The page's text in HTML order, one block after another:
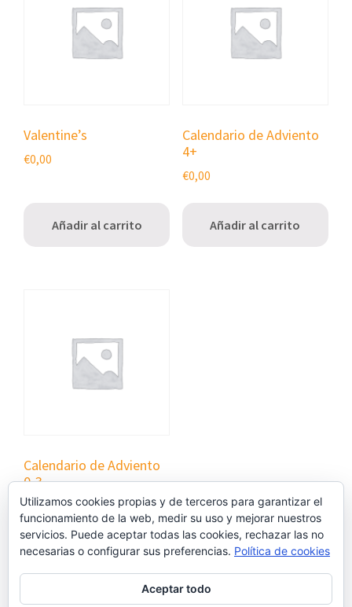
Valentine’s
€0,00
Añadir al carrito
Calendario de Adviento
4+
€0,00
Añadir al carrito
Calendario de Adviento
0-3
€0,00
Añadir al carrito
Utilizamos cookies propias y de terceros para garantizar el
funcionamiento de la web, medir su uso y mejorar nuestros
servicios. Puede aceptar todas las cookies, rechazar las no
necesarias o configurar sus preferencias. Política de cookies
Aceptar todo